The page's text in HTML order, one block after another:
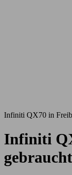
Infiniti QX70 in
Infiniti